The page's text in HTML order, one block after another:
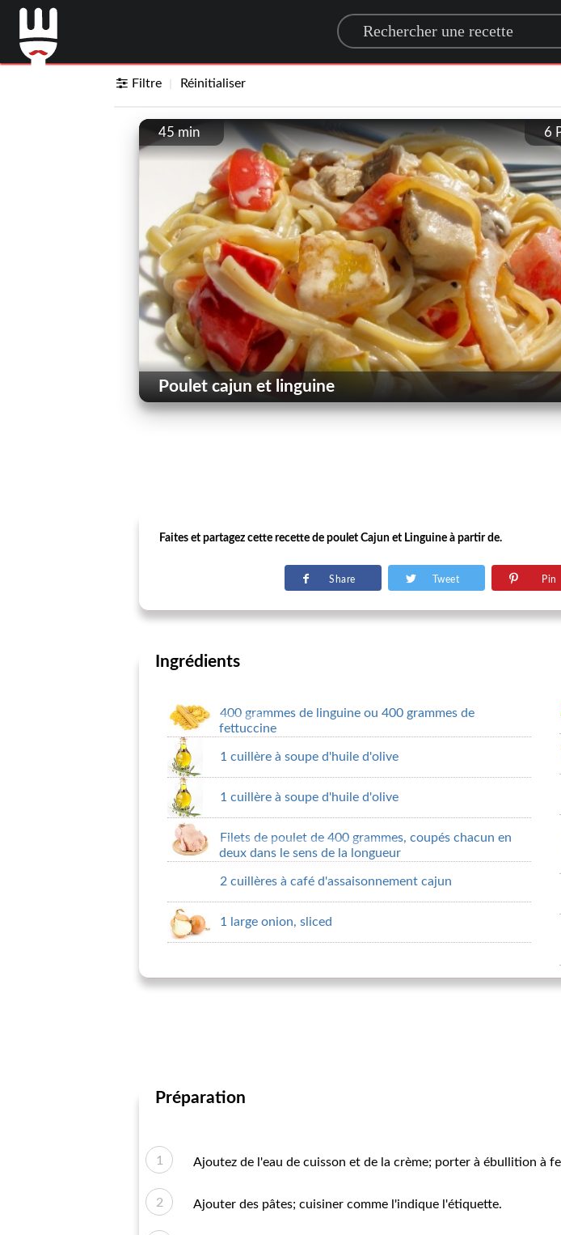
Search for a recipe
Filtre Réinitialiser
6
45 min
Poulet cajun et linguine
Faites et partagez cette recette de poulet Cajun et Linguine à partir de.
Share Tweet Pin
Ingrédients
400 grammes de linguine ou 400 grammes de
fettuccine
1 cuillère à soupe d'huile d'olive
1 cuillère à soupe d'huile d'olive
Filets de poulet de 400 grammes, coupés chacun en
deux dans le sens de la longueur
2 cuillères à café d'assaisonnement cajun
1 large onion, sliced
Préparation
Ajoutez de l'eau de cuisson et de la crème; porter à ébullition à
Ajouter des pâtes; cuisiner comme l'indique l'étiquette.